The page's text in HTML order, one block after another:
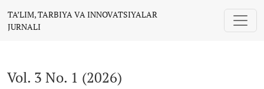
Vol. 3 No. 1 (2026): TA’LIM, TARBIYA VA INNOVATSIYALAR
TA’LIM, TARBIYA VA INNOVATSIYALAR
JURNALI
Vol. 3 No. 1 (2026)